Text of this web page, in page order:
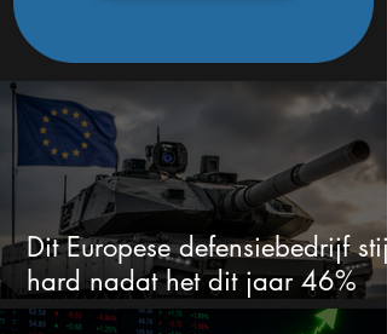
Dit Europese defensiebedrijf
hard nadat het dit jaar 46%
daalde: mooie koopkans?